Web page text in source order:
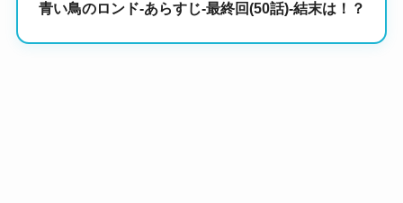
青い鳥のロンド-あらすじ-最終回(50話)-結末は！？